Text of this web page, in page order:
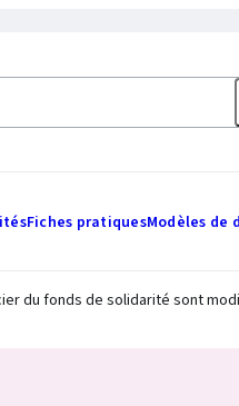
Fiches pratiquesModèles de
du fonds de solidarité sont